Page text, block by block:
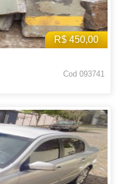
R$ 450,00
Cod 093741